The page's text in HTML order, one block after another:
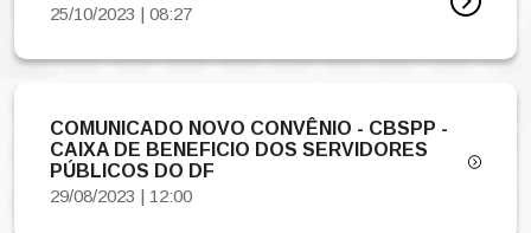
25/10/2023 | 08:27
COMUNICADO NOVO CONVÊNIO - CBSPP -
CAIXA DE BENEFICIO DOS SERVIDORES
PÚBLICOS DO DF
29/08/2023 | 12:00